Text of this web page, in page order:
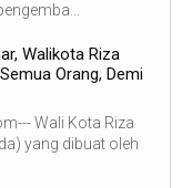
Walikota Riza
Orang, Demi
Wali Kota Riza
yang dibuat oleh